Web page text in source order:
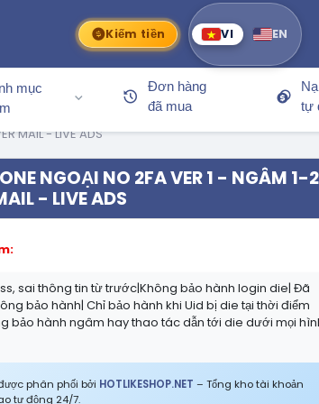
Kiếm tiền VI EN
mục
Đơn hàng
đã mua
tự
MAIL - LIVE ADS
NGOẠI NO 2FA VER 1 - NGÂM 1-2
- LIVE ADS
sai thông tin từ trước|Không bảo hành login die| Đã
bảo hành| Chỉ bảo hành khi Uid bị die tại thời điểm
bảo hành ngâm hay thao tác dẫn tới die dưới mọi
phân phối bởi HOTLIKESHOP.NET – Tổng kho tài khoản
tự động 24/7.